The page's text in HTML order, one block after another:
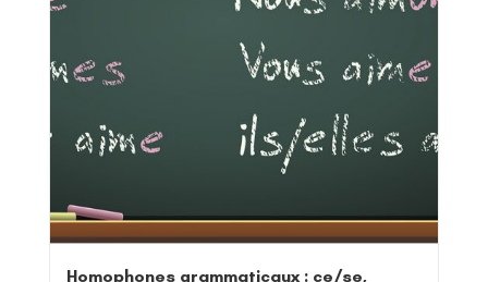
Homophones grammaticaux : ce/se,